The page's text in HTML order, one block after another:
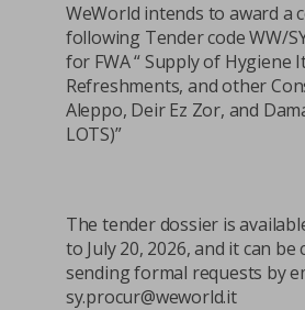
WeWorld intends to award a
following Tender code WW/
for FWA “ Supply of Hygiene
Refreshments, and other
Aleppo, Deir Ez Zor, and
LOTS)”
The tender dossier is
to July 20, 2026, and it can be
sending formal requests by
sy.procur@weworld.it